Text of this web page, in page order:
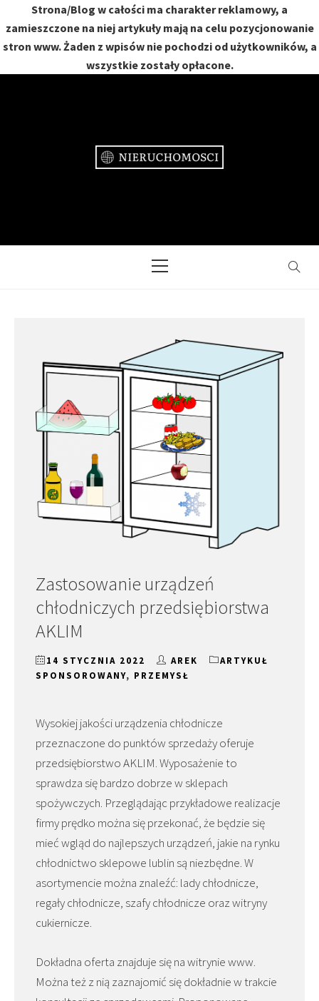
Strona/Blog w całości ma charakter reklamowy, a
zamieszczone na niej artykuły mają na celu pozycjonowanie
stron www. Żaden z wpisów nie pochodzi od użytkowników, a
wszystkie zostały opłacone.
Menu
Zastosowanie urządzeń
chłodniczych przedsiębiorstwa
AKLIM
14 STYCZNIA 2022 AREK
ARTYKUŁ
SPONSOROWANY, PRZEMYSŁ
Wysokiej jakości urządzenia chłodnicze
przeznaczone do punktów sprzedaży oferuje
przedsiębiorstwo AKLIM. Wyposażenie to
sprawdza się bardzo dobrze w sklepach
spożywczych. Przeglądając przykładowe realizacje
firmy prędko można się przekonać, że będzie się
mieć wgląd do najlepszych urządzeń, jakie na rynku
chłodnictwo sklepowe lublin są niezbędne. W
asortymencie można znaleźć: lady chłodnicze,
regały chłodnicze, szafy chłodnicze oraz witryny
cukiernicze.
Dokładna oferta znajduje się na witrynie www.
Można też z nią zaznajomić się dokładnie w trakcie